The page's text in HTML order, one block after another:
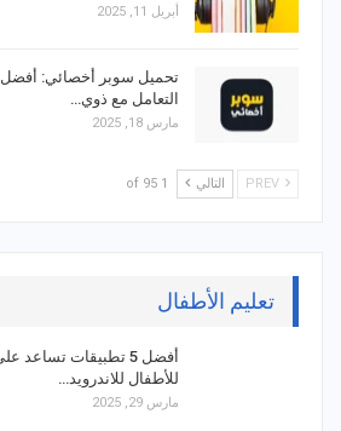
أبريل 11, 2025
تحميل سوبر أخصائي:
التعامل مع ذوي…
مارس 18, 2025
التالي 1 of 95
تعليم الأطفال
أفضل 5 تطبيقات تساعد
للأطفال للاندرويد…
مارس 29, 2025